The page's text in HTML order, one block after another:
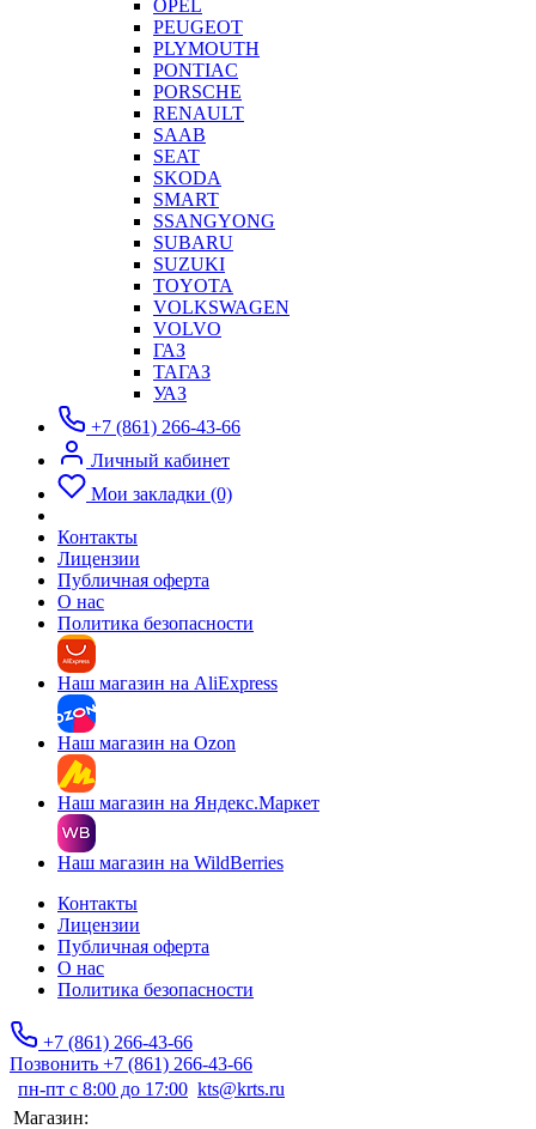
OPEL
PEUGEOT
PLYMOUTH
PONTIAC
PORSCHE
RENAULT
SAAB
SEAT
SKODA
SMART
SSANGYONG
SUBARU
SUZUKI
TOYOTA
VOLKSWAGEN
VOLVO
ГАЗ
ТАГАЗ
УАЗ
+7 (861) 266-43-66
Личный кабинет
Мои закладки (0)
Контакты
Лицензии
Публичная оферта
О нас
Политика безопасности
Наш магазин на AliExpress
Наш магазин на Ozon
Наш магазин на Яндекс.Маркет
Наш магазин на WildBerries
Контакты
Лицензии
Публичная оферта
О нас
Политика безопасности
+7 (861) 266-43-66
Позвонить +7 (861) 266-43-66
пн-пт с 8:00 до 17:00 kts@krts.ru
Магазин: